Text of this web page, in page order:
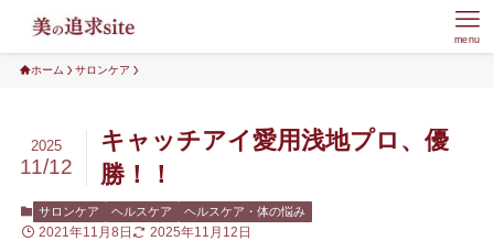
menu
ホーム サロンケア
キャッチアイ愛用浅地プロ、優
勝！！
2025
11/12
サロンケア ヘルスケア ヘルスケア・体の悩み
2021年11月8日 2025年11月12日